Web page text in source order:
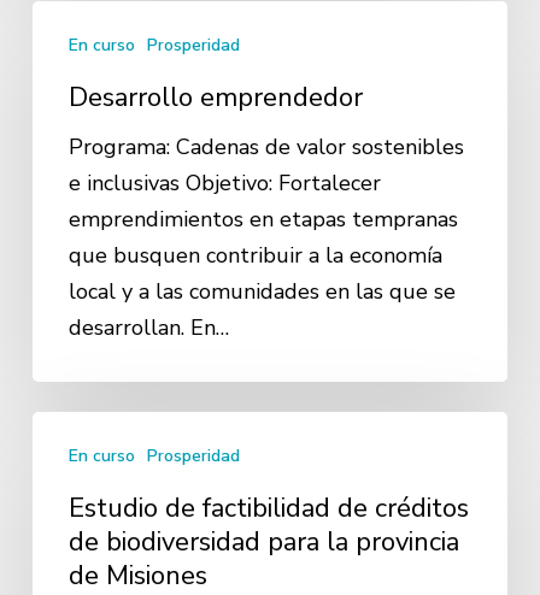
emprendedor
En curso Prosperidad
Desarrollo emprendedor
Programa: Cadenas de valor sostenibles
e inclusivas Objetivo: Fortalecer
emprendimientos en etapas tempranas
que busquen contribuir a la economía
local y a las comunidades en las que se
desarrollan. En…
factibilidad
créditos
En curso Prosperidad
Estudio de factibilidad de créditos
de biodiversidad para la provincia
de Misiones